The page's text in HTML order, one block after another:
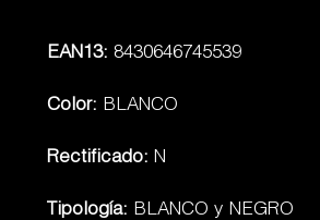
EAN13: 8430646745539
Color: BLANCO
Rectificado: N
Tipología: BLANCO y NEGRO